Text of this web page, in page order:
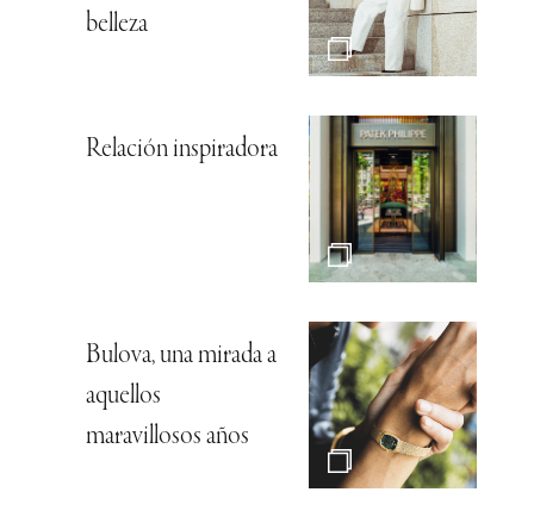
belleza
Relación inspiradora
Bulova, una mirada a
aquellos
maravillosos años